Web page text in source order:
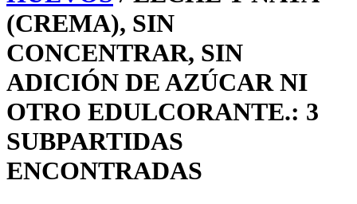
(CREMA), SIN
CONCENTRAR, SIN
ADICIÓN DE AZÚCAR NI
OTRO EDULCORANTE.: 3
SUBPARTIDAS
ENCONTRADAS